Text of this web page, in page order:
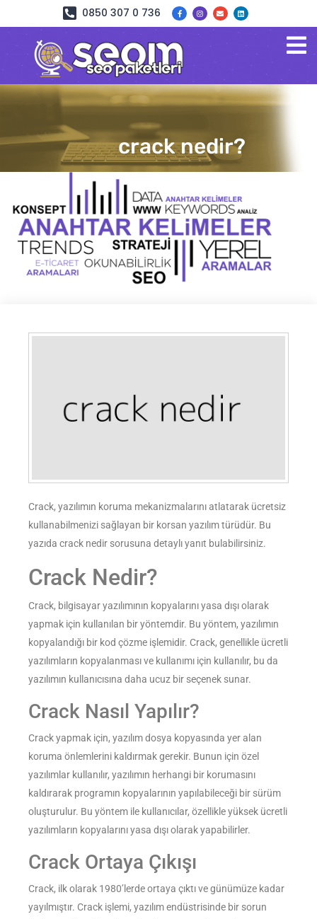
0850 307 0 736
crack nedir?
Crack, yazılımın koruma mekanizmalarını atlatarak ücretsiz
kullanabilmenizi sağlayan bir korsan yazılım türüdür. Bu
yazıda crack nedir sorusuna detaylı yanıt bulabilirsiniz.
Crack Nedir?
Crack, bilgisayar yazılımının kopyalarını yasa dışı olarak
yapmak için kullanılan bir yöntemdir. Bu yöntem, yazılımın
kopyalandığı bir kod çözme işlemidir. Crack, genellikle ücretli
yazılımların kopyalanması ve kullanımı için kullanılır, bu da
yazılımın kullanıcısına daha ucuz bir seçenek sunar.
Crack Nasıl Yapılır?
Crack yapmak için, yazılım dosya kopyasında yer alan
koruma önlemlerini kaldırmak gerekir. Bunun için özel
yazılımlar kullanılır, yazılımın herhangi bir korumasını
kaldırarak programın kopyalarının yapılabileceği bir sürüm
oluşturulur. Bu yöntem ile kullanıcılar, özellikle yüksek ücretli
yazılımların kopyalarını yasa dışı olarak yapabilirler.
Crack Ortaya Çıkışı
Crack, ilk olarak 1980’lerde ortaya çıktı ve günümüze kadar
yayılmıştır. Crack işlemi, yazılım endüstrisinde bir sorun